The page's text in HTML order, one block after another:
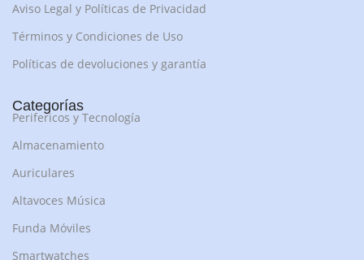
Aviso Legal y Políticas de Privacidad
Términos y Condiciones de Uso
Políticas de devoluciones y garantía
Categorías
Perifericos y Tecnología
Almacenamiento
Auriculares
Altavoces Música
Funda Móviles
Smartwatches